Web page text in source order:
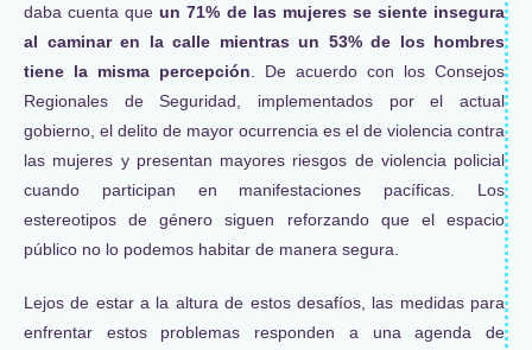
daba cuenta queun 71% de las mujeres se siente insegura
al caminar en la calle mientras un 53% de los hombres
tiene la misma percepción . De acuerdo con los Consejos
Regionales de Seguridad, implementados por el actual
gobierno, el delito de mayor ocurrencia es el de violencia contra
las mujeres y presentan mayores riesgos de violencia policial
cuando participan en manifestaciones pacíficas. Los
estereotipos de género siguen reforzando que el espacio
público no lo podemos habitar de manera segura.
Lejos de estar a la altura de estos desafíos, las medidas para
enfrentar estos problemas responden a una agenda de